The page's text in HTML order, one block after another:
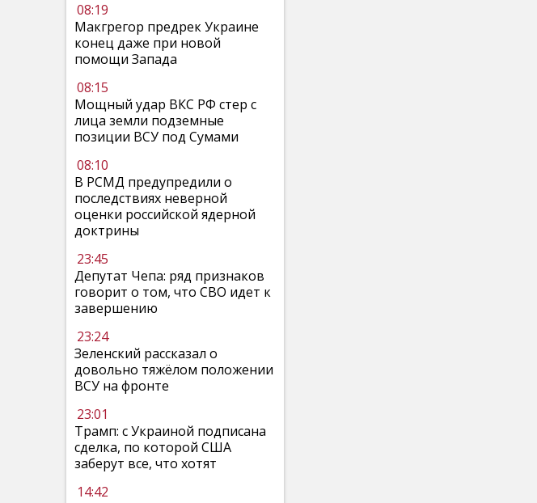
08:19
Макгрегор предрек Украине
конец даже при новой
помощи Запада
08:15
Мощный удар ВКС РФ стер с
лица земли подземные
позиции ВСУ под Сумами
08:10
В РСМД предупредили о
последствиях неверной
оценки российской ядерной
доктрины
23:45
Депутат Чепа: ряд признаков
говорит о том, что СВО идет к
завершению
23:24
Зеленский рассказал о
довольно тяжёлом положении
ВСУ на фронте
23:01
Трамп: с Украиной подписана
сделка, по которой США
заберут все, что хотят
14:42